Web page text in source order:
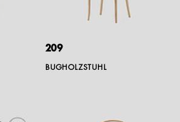
209
BUGHOLZSTUHL